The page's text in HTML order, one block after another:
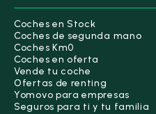
Coches en Stock
Coches de segunda mano
Coches Km0
Coches en oferta
Vende tu coche
Ofertas de renting
Yomovo para empresas
Seguros para ti y tu familia